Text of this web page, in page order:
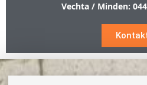
Vechta / Minden: